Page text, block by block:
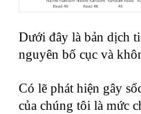
Dưới đây là bản dịch
nguyên bố cục và
Có lẽ phát hiện gây
của chúng tôi là mức